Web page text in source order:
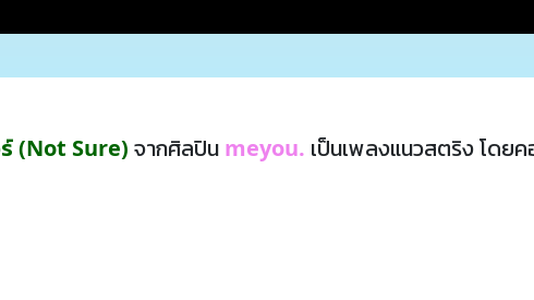
(Not Sure) จากศิลปิน meyou. เป็นเพลงแนวสตริง โดย